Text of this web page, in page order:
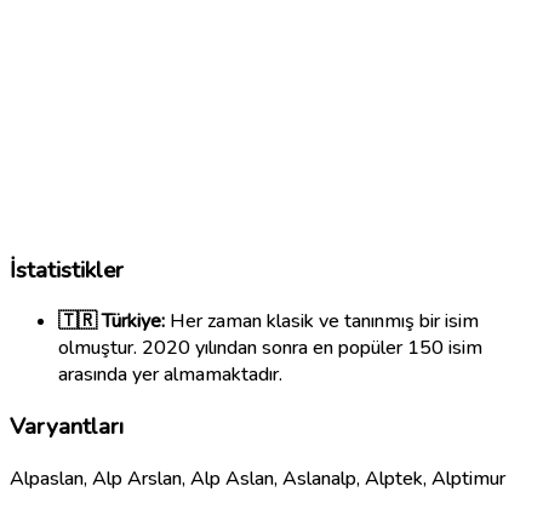
İstatistikler
🇹🇷 Türkiye: Her zaman klasik ve tanınmış bir isim
olmuştur. 2020 yılından sonra en popüler 150 isim
arasında yer almamaktadır.
Varyantları
Alpaslan, Alp Arslan, Alp Aslan, Aslanalp, Alptek, Alptimur